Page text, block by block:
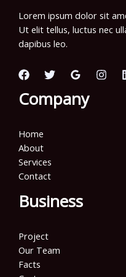
Lorem ipsum dolor sit
Ut elit tellus, luctus nec
dapibus leo.
Company
Home
About
Services
Contact
Business
Project
Our Team
Facts